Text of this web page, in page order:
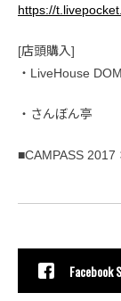
https://
[店頭購入]
・LiveHouse
・さんぼん亭
■CAMPASS 2017
Facebook